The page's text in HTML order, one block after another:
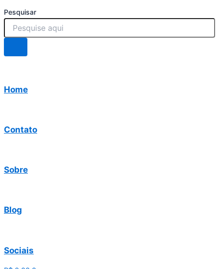
Pesquisar
Home
Contato
Sobre
Blog
Sociais